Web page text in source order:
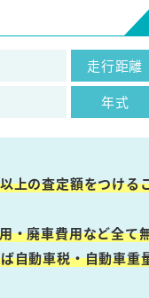
走行距離
年式
上の査定額をつける
・廃車費用など全て
自動車税・自動車重